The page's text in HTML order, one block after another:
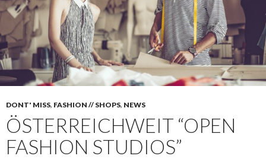
DONT' MISS, FASHION // SHOPS, NEWS
ÖSTERREICHWEIT “OPEN
FASHION STUDIOS”